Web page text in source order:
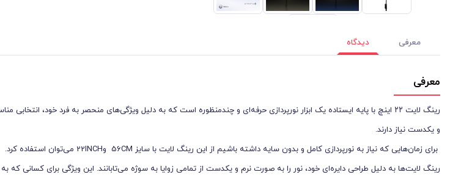
معرفی دیدگاه
معرفی
رینگ لایت ۲۲ اینچ با پایه ایستاده یک ابزار نورپردازی حرفه‌ای و چندمنظوره است که به دلیل ویژگی‌های منحصر به فرد خود،
و یکدست نیاز دارند.
برای زمان‌هایی که نیاز به نورپردازی کامل و بدون سایه داشته باشیم از این رینگ لایت با سایز 56CM و22INCH می‌توان استفاده کرد.
رینگ لایت‌ها به دلیل طراحی دایره‌ای خود، نور را به صورت نرم و یکدست از تمامی زوایا به سوژه می‌تابانند. این ویژگی برای کسانی که به